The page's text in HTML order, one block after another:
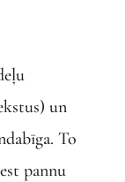
un
To
pannu